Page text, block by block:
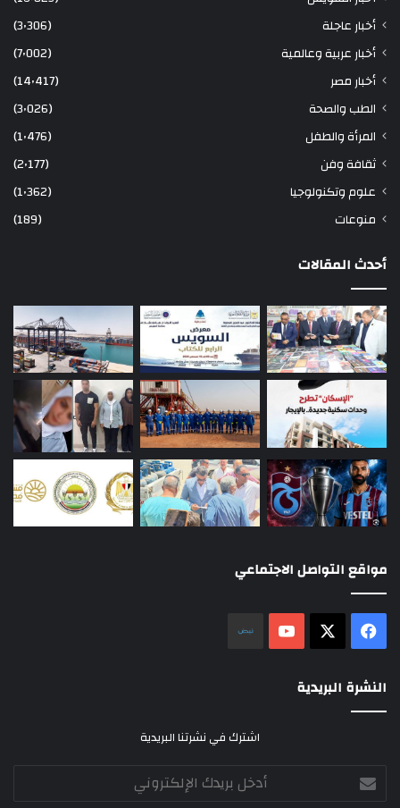
أخبار عاجلة
(3٬306)
أخبار عربية وعالمية
(7٬002)
أخبار مصر
(14٬417)
الطب والصحة
(3٬026)
المرأة والطفل
(1٬476)
ثقافة وفن
(2٬177)
علوم وتكنولوجيا
(1٬362)
منوعات
(189)
أحدث المقالات
مواقع التواصل الاجتماعي
فيسبوك ‫YouTube
النشرة البريدية
اشترك في نشرتنا البريدية
أدخل
بريدك